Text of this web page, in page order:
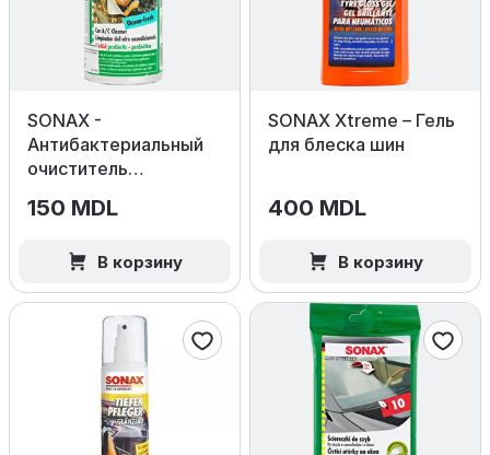
SONAX -
Антибактериальный
очиститель
Fresh
150 MDL
В корзину
SONAX Xtreme – Гель
для блеска шин
400 MDL
В корзину